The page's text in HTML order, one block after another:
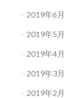
2019年6月
2019年5月
2019年4月
2019年3月
2019年2月